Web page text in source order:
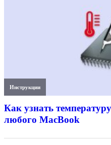
Инструкции
Как узнать
любого MacBook